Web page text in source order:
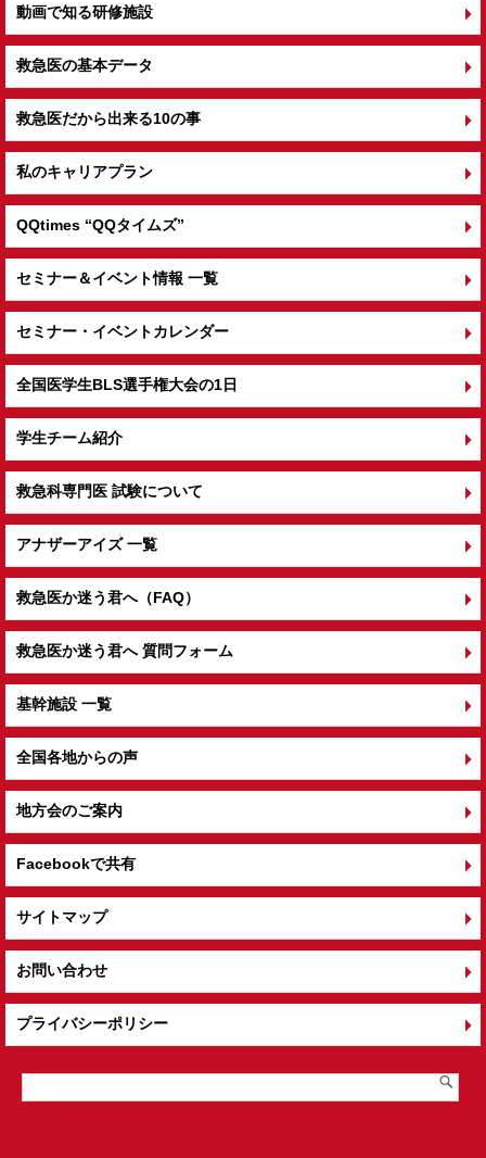
動画で知る研修施設
救急医の基本データ
救急医だから出来る10の事
私のキャリアプラン
QQtimes “QQタイムズ”
セミナー＆イベント情報 一覧
セミナー・イベントカレンダー
全国医学生BLS選手権大会の1日
学生チーム紹介
救急科専門医 試験について
アナザーアイズ 一覧
救急医か迷う君へ（FAQ）
救急医か迷う君へ 質問フォーム
基幹施設 一覧
全国各地からの声
地方会のご案内
Facebookで共有
サイトマップ
お問い合わせ
プライバシーポリシー